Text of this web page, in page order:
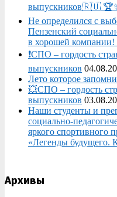
выпускников🇷🇺
Не определился с
Пензенский
в хорошей
❗СПО – гордость
выпускников
Лето которое
💥СПО – гордость
выпускников
Наши студенты и
яркого спортивного
«Легенды будущего.
Архивы